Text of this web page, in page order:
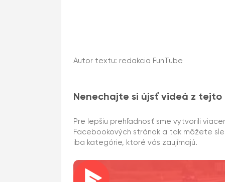
Autor textu: redakcia FunTube
Nenechajte si újsť videá z tejto
Pre lepšiu prehľadnosť sme vytvorili
Facebookových stránok a tak môžete
iba kategórie, ktoré vás zaujímajú.